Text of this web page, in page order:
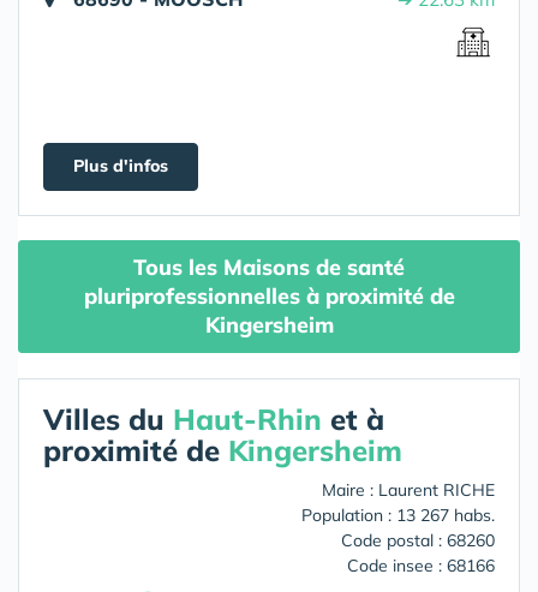
Plus d'infos
Tous les Maisons de santé
pluriprofessionnelles à proximité de
Kingersheim
Villes du Haut-Rhin et à
proximité de Kingersheim
Maire : Laurent RICHE
Population : 13 267 habs.
Code postal : 68260
Code insee : 68166